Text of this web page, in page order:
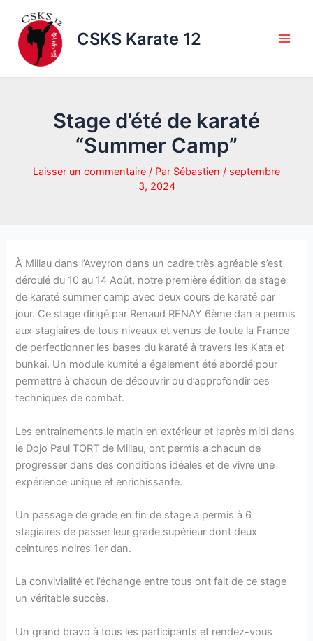
contenu
CSKS Karate 12
Stage d’été de karaté
“Summer Camp”
Laisser un commentaire / Par Sébastien / septembre
3, 2024
À Millau dans l’Aveyron dans un cadre très agréable s’est
déroulé du 10 au 14 Août, notre première édition de stage
de karaté summer camp avec deux cours de karaté par
jour. Ce stage dirigé par Renaud RENAY 6ème dan a permis
aux stagiaires de tous niveaux et venus de toute la France
de perfectionner les bases du karaté à travers les Kata et
bunkai. Un module kumité a également été abordé pour
permettre à chacun de découvrir ou d’approfondir ces
techniques de combat.
Les entrainements le matin en extérieur et l’après midi dans
le Dojo Paul TORT de Millau, ont permis a chacun de
progresser dans des conditions idéales et de vivre une
expérience unique et enrichissante.
Un passage de grade en fin de stage a permis à 6
stagiaires de passer leur grade supérieur dont deux
ceintures noires 1er dan.
La convivialité et l’échange entre tous ont fait de ce stage
un véritable succès.
Un grand bravo à tous les participants et rendez-vous